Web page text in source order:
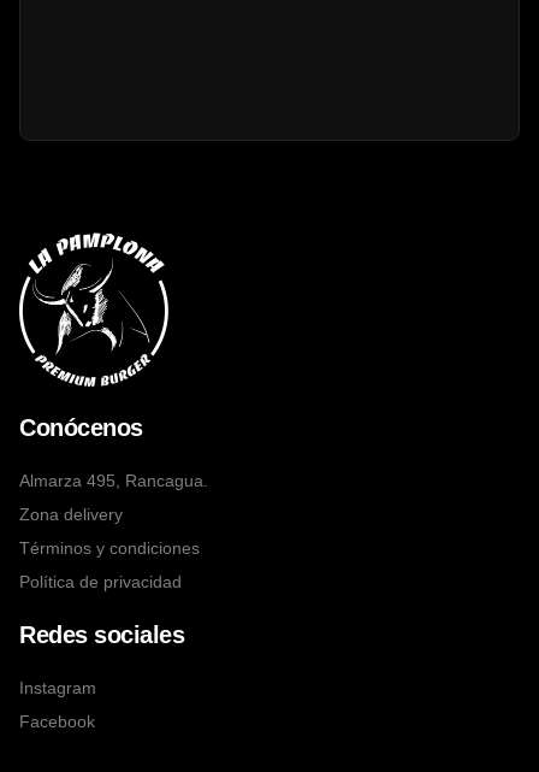
Conócenos
Almarza 495, Rancagua.
Zona delivery
Términos y condiciones
Política de privacidad
Redes sociales
Instagram
Facebook